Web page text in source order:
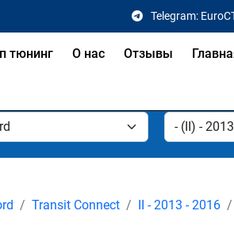
Telegram:
тюнинг О нас Отзывы
Transit Connect II - 2013 - 2016